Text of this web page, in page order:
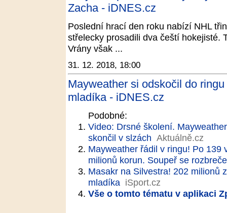
Zacha - iDNES.cz
Poslední hrací den roku nabízí NHL
střelecky prosadili dva čeští hokejisté.
Vrány však ...
31. 12. 2018, 18:00
Mayweather si odskočil do
mladíka - iDNES.cz
Podobné:
Video: Drsné školení.
skončil v slzách Aktuálně.cz
Mayweather řádil v ringu! Po 139
milionů korun. Soupeř se
Masakr na Silvestra! 202 milionů
mladíka iSport.cz
Vše o tomto tématu v aplikaci